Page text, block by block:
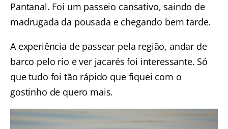
Pantanal. Foi um passeio cansativo, saindo de
madrugada da pousada e chegando bem tarde.
A experiência de passear pela região, andar de
barco pelo rio e ver jacarés foi interessante. Só
que tudo foi tão rápido que fiquei com o
gostinho de quero mais.